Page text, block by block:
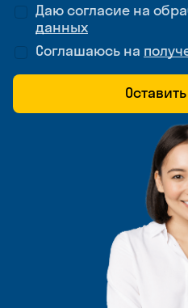
Даю согласие на
данных
Соглашаюсь на